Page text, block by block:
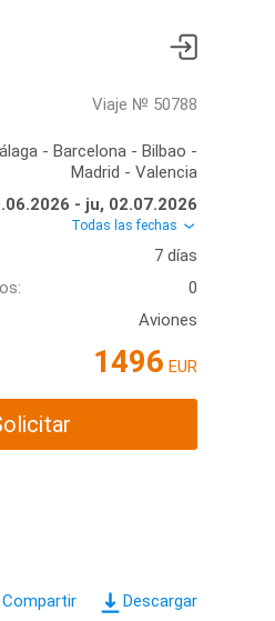
Viaje № 50788
- Barcelona - Bilbao -
Madrid - Valencia
- ju, 02.07.2026
Todas las fechas
7 días
0
Aviones
1496 EUR
Descargar